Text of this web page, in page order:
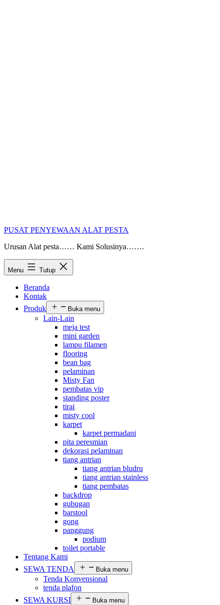
PUSAT PENYEWAAN ALAT PESTA
Urusan Alat pesta…… Kami Solusinya…….
Menu Tutup
Beranda
Kontak
Produk
Buka menu
Lain-Lain
meja test
mini garden
lampu filamen
flooring
bean bag
pelaminan
Misty Fan
pembatas vip
standing poster
tirai
misty cool
karpet
karpet permadani
pita peresmian
dekorasi pelaminan
tiang antrian
tiang antrian bludru
tiang antrian stainless
tiang pembatas
backdrop
gubugan
barstool
gong
panggung
podium
toilet portable
Tentang Kami
SEWA TENDA
Buka menu
Tenda Konvensional
tenda plafon
SEWA KURSI
Buka menu